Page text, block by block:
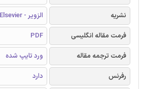
نشریه
الزویر - Elsevier
فرمت مقاله انگلیسی
PDF
فرمت ترجمه مقاله
ورد تایپ شده
رفرنس
دارد